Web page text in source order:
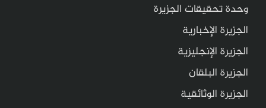
وحدة تحقيقات الجزيرة
الجزيرة الإخبارية
الجزيرة الإنجليزية
الجزيرة البلقان
الجزيرة الوثائقية